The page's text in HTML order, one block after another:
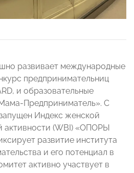
развивает международные
предпринимательниц
и образовательные
Предприниматель». С
Индекс женской
активности (WBI) «ОПОРЫ
развитие института
и его потенциал в
активно участвует в